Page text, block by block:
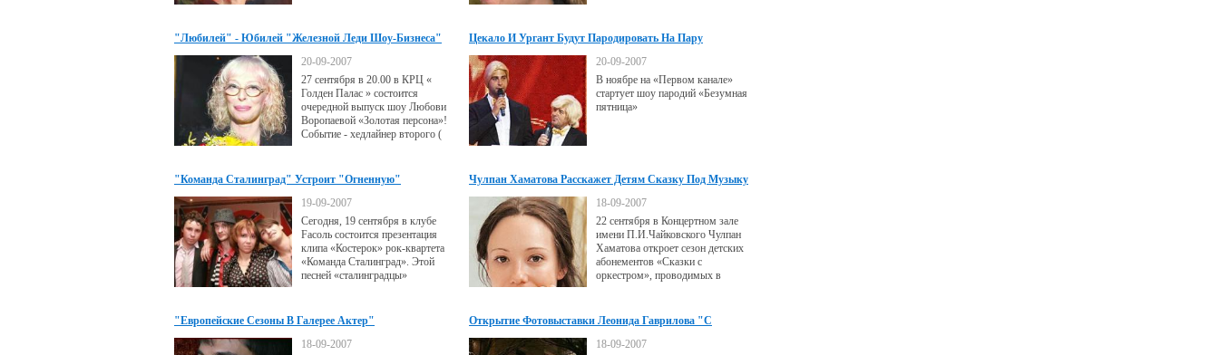
"Любилей" - Юбилей "Железной Леди Шоу-Бизнеса"
20-09-2007
27 сентября в 20.00 в КРЦ «
Голден Палас » состоится
очередной выпуск шоу Любови
Воропаевой «Золотая персона»!
Событие - хедлайнер второго (
«ЛЮБИЛЕЙ» - ЮБИЛЕЙ
«ЖЕЛЕЗНОЙ ЛЕДИ ШОУ-
БИЗНЕСА» ЛЮБОВИ
ВОРОПАЕВОЙ
Цекало И Ургант Будут Пародировать На Пару
20-09-2007
В ноябре на «Первом канале»
стартует шоу пародий «Безумная
пятница»
"Команда Сталинград" Устроит "Огненную"
19-09-2007
Сегодня, 19 сентября в клубе
Fасоль состоится презентация
клипа «Костерок» рок-квартета
«Команда Сталинград». Этой
песней «сталинградцы»
став главным открытием этого
крупнейшего летнего рок-
форума.
Чулпан Хаматова Расскажет Детям Сказку Под Музыку
18-09-2007
22 сентября в Концертном зале
имени П.И.Чайковского Чулпан
Хаматова откроет сезон детских
абонементов «Сказки с
оркестром», проводимых в
"Европейские Сезоны В Галерее Актер"
18-09-2007
Открытие Фотовыставки Леонида Гаврилова "С
18-09-2007